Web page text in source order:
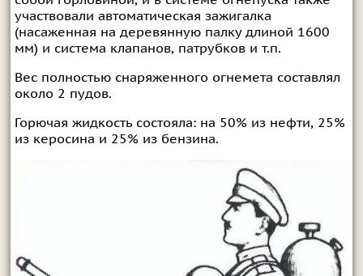
участвовали автоматическая зажигалка
(насаженная на деревянную палку длиной 1600
мм) и система клапанов, патрубков и т.п.
Вес полностью снаряженного огнемета составлял
около 2 пудов.
Горючая жидкость состояла: на 50% из нефти, 25%
из керосина и 25% из бензина.